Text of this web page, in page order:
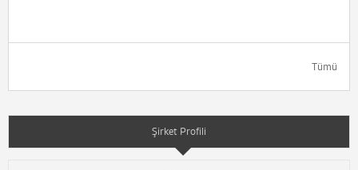
Tümü
Şirket Profili